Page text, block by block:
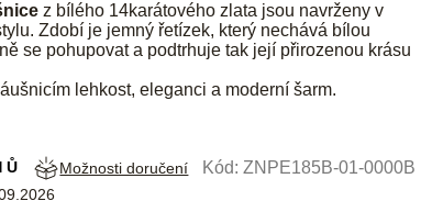
z bílého 14karátového zlata jsou navrženy v
Zdobí je jemný řetízek, který nechává bílou
se pohupovat a podtrhuje tak její přirozenou krásu
lehkost, eleganci a moderní šarm.
Možnosti doručení Kód: ZNPE185B-01-0000B